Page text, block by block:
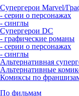
Супергерои Marvel/
- серии о персонажах
- синглы
Супергерои DC
- графические романы
- серии о персонажах
- синглы
Альтернативная
Альтернативные
Комиксы по
По фильмам